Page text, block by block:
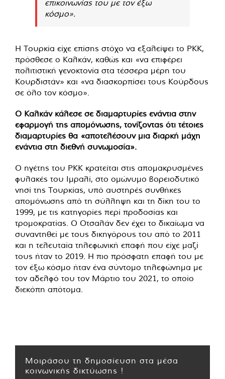
επικοινωνίας του με τον έξω
κόσμο».
Η Τουρκία είχε επίσης στόχο να εξαλείψει το PKK,
πρόσθεσε ο Καλκάν, καθώς και «να επιφέρει
πολιτιστική γενοκτονία στα τέσσερα μέρη του
Κουρδιστάν» και «να διασκορπίσει τους Κούρδους
σε όλο τον κόσμο».
Ο Καλκάν κάλεσε σε διαμαρτυρίες ενάντια στην
εφαρμογή της απομόνωσης, τονίζοντας ότι τέτοιες
διαμαρτυρίες θα «αποτελέσουν μια διαρκή μάχη
ενάντια στη διεθνή συνωμοσία».
Ο ηγέτης του PKK κρατείται στις απομακρυσμένες
φυλακές του Ιμραλί, στο ομώνυμο βορειοδυτικό
νησί της Τουρκίας, υπό αυστηρές συνθήκες
απομόνωσης από τη σύλληψη και τη δίκη του το
1999, με τις κατηγορίες περί προδοσίας και
τρομοκρατίας. Ο Οτσαλάν δεν έχει το δικαίωμα να
συναντηθεί με τους δικηγόρους του από το 2011
και η τελευταία τηλεφωνική επαφή που είχε μαζί
τους ήταν το 2019. Η πιο πρόσφατη επαφή του με
τον έξω κόσμο ήταν ένα σύντομο τηλεφώνημα με
τον αδελφό του τον Μάρτιο του 2021, το οποίο
διεκόπη απότομα.
Μοιράσου τη δημοσίευση στα μέσα
κοινωνικής δικτύωσης !